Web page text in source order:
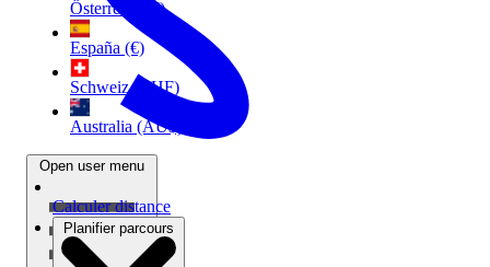
Österreich (€)
España (€)
Schweiz (CHF)
Australia (AU$)
Open user menu
Calculer distance
Planifier parcours